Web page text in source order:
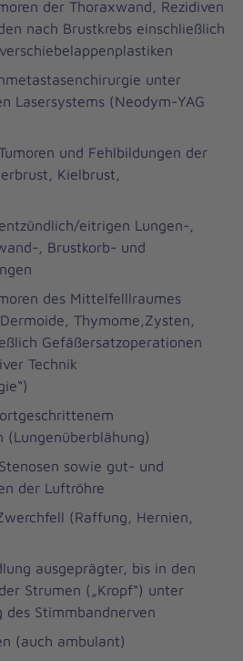
der Thoraxwand, Rezidiven
nach Brustkrebs einschließlich
unter
Lasersystems (Neodym-YAG
und Fehlbildungen der
Kielbrust,
eitrigen Lungen-,
, Brustkorb- und
des Mittelfelllraumes
Thymome,Zysten,
Gefäßersatzoperationen
Technik
(Lungenüberblähung)
sowie gut- und
der Luftröhre
(Raffung, Hernien,
ausgeprägter, bis in den
Strumen („Kropf“) unter
des Stimmbandnerven
(auch ambulant)